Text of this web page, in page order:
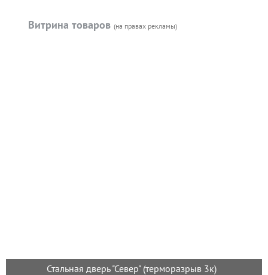
Витрина товаров (на правах рекламы)
Стальная дверь "Север" (терморазрыв 3к)